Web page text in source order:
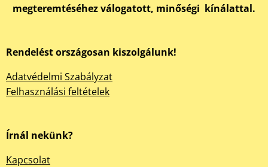
megteremtéséhez válogatott, minőségi kínálattal.
Rendelést országosan kiszolgálunk!
Adatvédelmi Szabályzat
Felhasználási feltételek
Írnál nekünk?
Kapcsolat